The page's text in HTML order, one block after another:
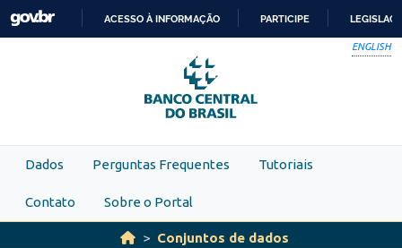
Skip to main content
PARA
O
CONTEÚDO
ACESSO À INFORMAÇÃO PARTICIPE
ENGLISH
Dados Perguntas Frequentes Tutoriais
Contato Sobre o Portal
Conjuntos de dados